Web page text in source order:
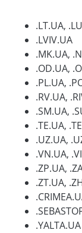
.LT.UA,
.LVIV.UA
.MK.UA,
.OD.UA,
.PL.UA,
.RV.UA,
.SM.UA,
.TE.UA,
.UZ.UA,
.VN.UA,
.ZP.UA,
.ZT.UA,
.YALTA.UA